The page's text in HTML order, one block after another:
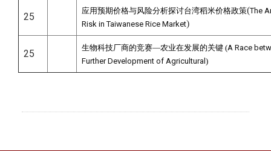
25
应用预期价格与风险分析探讨台湾稻米价格政策(The
Risk in Taiwanese Rice Market)
25
生物科技厂商的竞赛—农业在发展的关键 (A Race
Further Development of Agricultural )